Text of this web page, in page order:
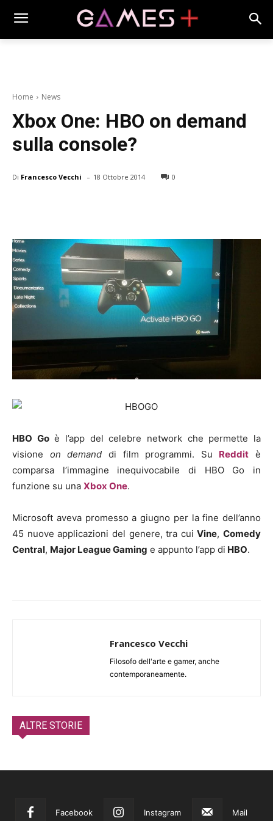
Home News
Xbox One: HBO on demand
sulla console?
Di Francesco Vecchi - 18 Ottobre 2014 0
HBO Goè l’app del celebre network che permette la
visione on demand di film programmi. Su Reddit è
comparsa l’immagine inequivocabile di HBO Go in
funzione su una Xbox One.
Microsoft aveva promesso a giugno per la fine dell’anno
45 nuove applicazioni del genere, tra cuiVine, Comedy
Central, Major League Gaming e appunto l’app di HBO.
Francesco Vecchi
Filosofo dell'arte e gamer, anche
contemporaneamente.
ALTRE STORIE
Facebook Instagram Mail